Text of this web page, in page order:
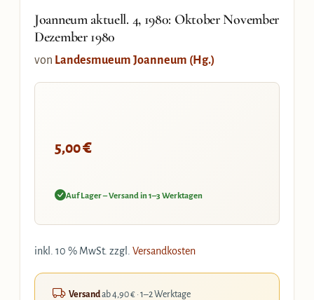
Joanneum aktuell. 4, 1980: Oktober November
Dezember 1980
von Landesmueum Joanneum (Hg.)
5,00€
Auf Lager – Versand in 1–3 Werktagen
inkl. 10 % MwSt. zzgl. Versandkosten
Versandab 4,90 € · 1–2 Werktage